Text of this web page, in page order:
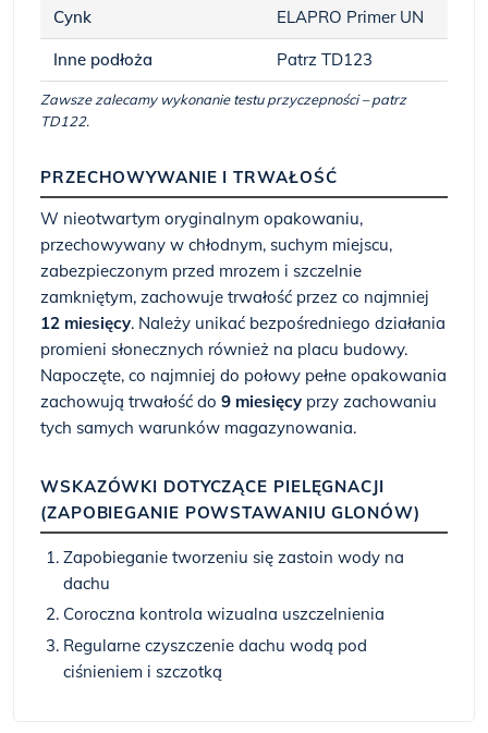
Cynk ELAPRO Primer UN
Inne podłoża Patrz TD123
Zawsze zalecamy wykonanie testu przyczepności – patrz
TD122.
PRZECHOWYWANIE I TRWAŁOŚĆ
W nieotwartym oryginalnym opakowaniu,
przechowywany w chłodnym, suchym miejscu,
zabezpieczonym przed mrozem i szczelnie
zamkniętym, zachowuje trwałość przez co najmniej
12 miesięcy. Należy unikać bezpośredniego działania
promieni słonecznych również na placu budowy.
Napoczęte, co najmniej do połowy pełne opakowania
zachowują trwałość do 9 miesięcy przy zachowaniu
tych samych warunków magazynowania.
WSKAZÓWKI DOTYCZĄCE PIELĘGNACJI
(ZAPOBIEGANIE POWSTAWANIU GLONÓW)
Zapobieganie tworzeniu się zastoin wody na
dachu
Coroczna kontrola wizualna uszczelnienia
Regularne czyszczenie dachu wodą pod
ciśnieniem i szczotką